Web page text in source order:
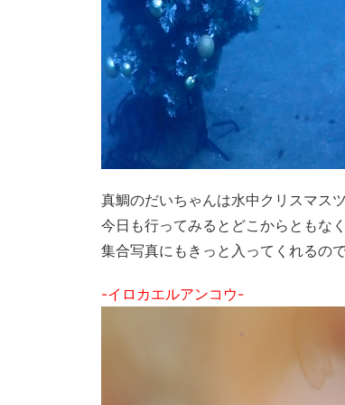
真鯛のだいちゃんは水中クリスマス
今日も行ってみるとどこからともな
集合写真にもきっと入ってくれるの
-イロカエルアンコウ-